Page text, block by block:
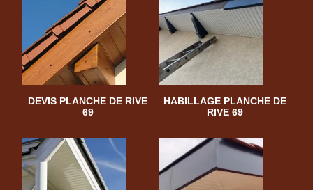
DEVIS PLANCHE DE RIVE
69
HABILLAGE PLANCHE DE
RIVE 69